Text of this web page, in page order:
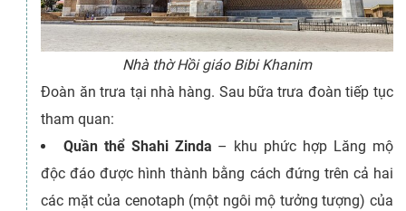
Nhà thờ Hồi giáo Bibi Khanim
Đoàn ăn trưa tại nhà hàng. Sau bữa trưa đoàn tiếp tục
tham quan:
Quần thể Shahi Zinda – khu phức hợp Lăng mộ
độc đáo được hình thành bằng cách đứng trên cả hai
các mặt của cenotaph (một ngôi mộ tưởng tượng) của